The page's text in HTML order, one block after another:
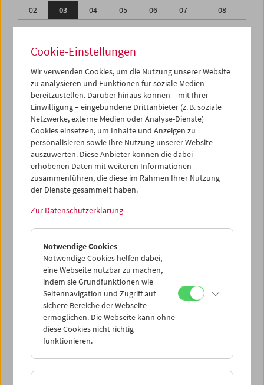
02
03 04 05 06 07
08
09
10 11 12 13 14
15
16
17 18 19
23
25 27
29
30
01 02 03 04 05
iCalender
Programmheft-PDF
English language or subtitles
< Vorherige Woche
Mo 2.4.
Di 3.4.
Mi 4.4.
Do 5.4.
Sa 7.4.
Cookie-Einstellungen
Wir verwenden Cookies, um die Nutzung unserer Website
zu analysieren und Funktionen für soziale Medien
bereitzustellen. Darüber hinaus können – mit Ihrer
Einwilligung – eingebundene Drittanbieter (z. B. soziale
Netzwerke, externe Medien oder Analyse-Dienste)
Cookies einsetzen, um Inhalte und Anzeigen zu
personalisieren sowie Ihre Nutzung unserer Website
auszuwerten. Diese Anbieter können die dabei
erhobenen Daten mit weiteren Informationen
zusammenführen, die diese im Rahmen Ihrer Nutzung
der Dienste gesammelt haben.
Zur Datenschutzerklärung
Notwendige Cookies
Notwendige Cookies helfen dabei,
eine Webseite nutzbar zu machen,
indem sie Grundfunktionen wie
Seitennavigation und Zugriff auf
sichere Bereiche der Webseite
ermöglichen. Die Webseite kann ohne
diese Cookies nicht richtig
funktionieren.